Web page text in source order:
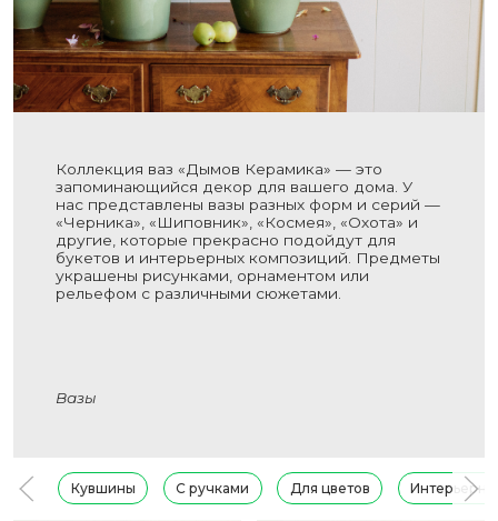
Коллекция ваз «Дымов Керамика» — это
запоминающийся декор для вашего дома. У
нас представлены вазы разных форм и серий —
«Черника», «Шиповник», «Космея», «Охота» и
другие, которые прекрасно подойдут для
букетов и интерьерных композиций. Предметы
украшены рисунками, орнаментом или
рельефом с различными сюжетами.
Вазы
Кувшины С ручками Для цветов